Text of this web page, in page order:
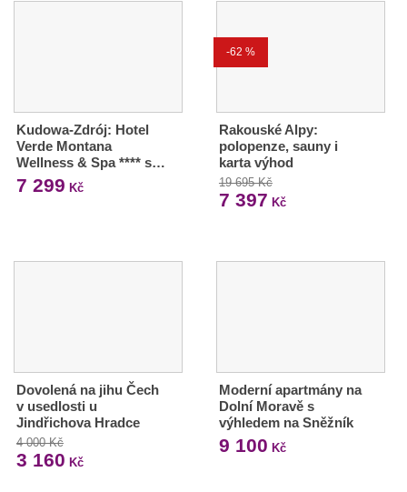
Kudowa-Zdrój: Hotel
Verde Montana
Wellness & Spa **** s…
7 299 Kč
-62 %
Rakouské Alpy:
polopenze, sauny i
karta výhod
19 695 Kč
7 397 Kč
Dovolená na jihu Čech
v usedlosti u
Jindřichova Hradce
4 000 Kč
3 160 Kč
Moderní apartmány na
Dolní Moravě s
výhledem na Sněžník
9 100 Kč